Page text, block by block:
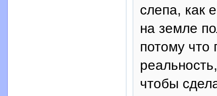
слепа, как
на земле
потому что
чтобы